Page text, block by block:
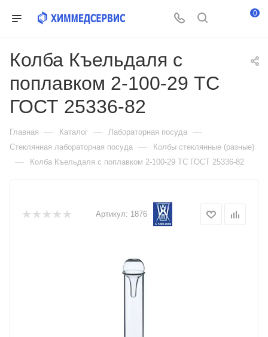
0
Колба Къельдаля с
поплавком 2-100-29 ТС
ГОСТ 25336-82
Главная — Каталог — Лабораторная посуда —
Стеклянная лабораторная посуда — Колбы стеклянные (разные)
— Колба Къельдаля с поплавком 2-100-29 ТС ГОСТ 25336-82
Артикул: 1876